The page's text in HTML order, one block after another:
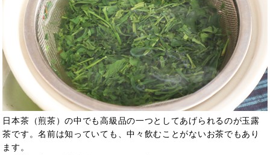
日本茶（煎茶）の中でも高級品の一つとしてあげられるのが玉露
茶です。名前は知っていても、中々飲むことがないお茶でもあり
ます。